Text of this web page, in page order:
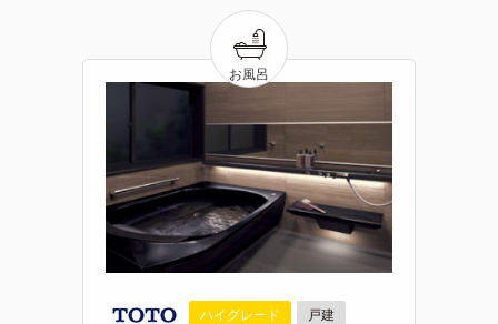
ハイグレード 戸建